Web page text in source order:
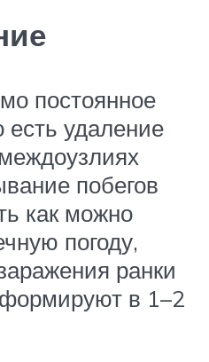
постоянное
есть удаление
побегов
как можно
погоду,
ранки
в 1–2